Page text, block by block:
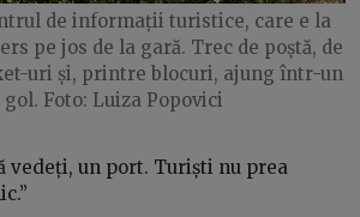
de informații turistice, care e la
pe jos de la gară. Trec de poștă, de
uri și, printre blocuri, ajung într-un
gol. Foto: Luiza Popovici
vedeți, un port. Turiști nu prea